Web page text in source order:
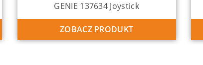
GENIE 137634 Joystick
ZOBACZ PRODUKT